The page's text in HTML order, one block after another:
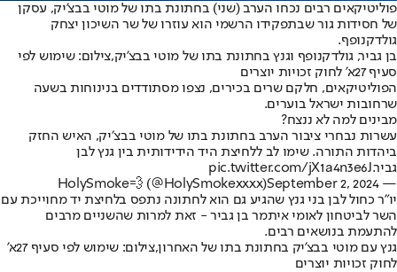
פוליטיקאים רבים נכחו הערב (שני) בחתונת בתו של מוטי בבצ'יק, עסקן
של חסידות גור שבתפקידו הרשמי הוא עוזרו של שר השיכון יצחק
גולדקנופף.
בן גביר, גולדקנופף וגנץ בחתונת בתו של מוטי בבצ'יק,צילום: שימוש לפי
סעיף 27א' לחוק זכויות יוצרים
הפוליטיקאים, חלקם שרים בכירים, נצפו מסתודדים בנינוחות בשעה
שרחובות ישראל בוערים.
מבינים למה לא ננצח?
עשרות נבחרי ציבור הערב בחתונת בתו של מוטי בבצ׳יק, האיש החזק
ביהדות התורה. שימו לב ללחיצת היד הידידותית בין גנץ לבן
גביר.pic.twitter.com/jX1a4n3e6J
— HolySmoke💨 (@HolySmokexxxx)
September 2, 2024
יו"ר כחול לבן בני גנץ שהגיע גם הוא לחתונה נתפס בלחיצת יד מחוייכת עם
השר לביטחון לאומי איתמר בן גביר - זאת למרות שהשניים מרבים
להתעמת בנושאים רבים.
גנץ עם מוטי בבצ'יק בחתונת בתו של האחרון,צילום: שימוש לפי סעיף 27א'
לחוק זכויות יוצרים